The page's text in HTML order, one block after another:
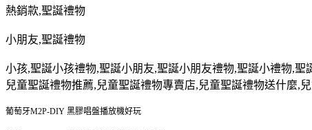
熱銷款,聖誕禮物
小朋友,聖誕禮物
小孩,聖誕小孩禮物,聖誕小朋友,聖誕小朋友禮物,聖誕小禮物,聖
兒童聖誕禮物推薦,兒童聖誕禮物專賣店,兒童聖誕禮物送什麼,
葡萄牙M2P-DIY 黑膠唱盤播放機好玩